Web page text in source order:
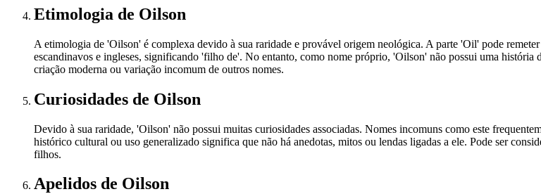
Etimologia de Oilson
A etimologia de 'Oilson' é complexa devido à sua raridade e provável origem neológica. A parte 'Oil' pode
escandinavos e ingleses, significando 'filho de'. No entanto, como nome próprio, 'Oilson' não possui uma
criação moderna ou variação incomum de outros nomes.
Curiosidades de Oilson
Devido à sua raridade, 'Oilson' não possui muitas curiosidades associadas. Nomes incomuns como este
histórico cultural ou uso generalizado significa que não há anedotas, mitos ou lendas ligadas a ele. Pode ser
filhos.
Apelidos de Oilson